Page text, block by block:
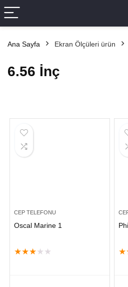
Ana Sayfa Ekran Ölçüleri ürün
6.56 İnç
CEP TELEFONU
Oscal Marine 1
★★★ ★ ★ ★